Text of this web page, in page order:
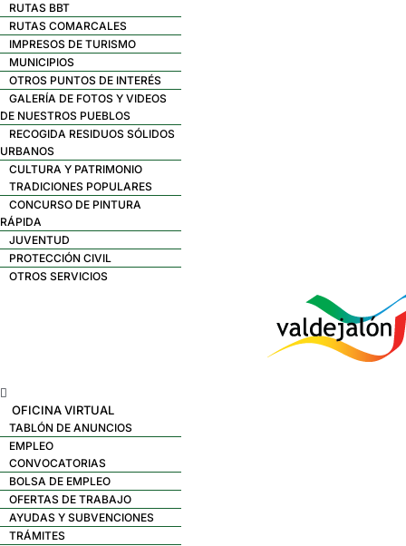
RUTAS BBT
RUTAS COMARCALES
IMPRESOS DE TURISMO
MUNICIPIOS
OTROS PUNTOS DE INTERÉS
GALERÍA DE FOTOS Y VIDEOS
DE NUESTROS PUEBLOS
RECOGIDA RESIDUOS SÓLIDOS
URBANOS
CULTURA Y PATRIMONIO
TRADICIONES POPULARES
CONCURSO DE PINTURA
RÁPIDA
JUVENTUD
PROTECCIÓN CIVIL
OTROS SERVICIOS
Menú
OFICINA VIRTUAL
TABLÓN DE ANUNCIOS
EMPLEO
CONVOCATORIAS
BOLSA DE EMPLEO
OFERTAS DE TRABAJO
AYUDAS Y SUBVENCIONES
TRÁMITES